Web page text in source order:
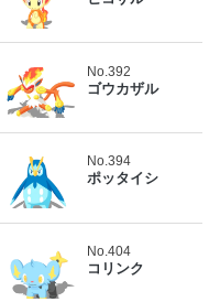
No.392
ゴウカザル
No.394
ポッタイシ
No.404
コリンク